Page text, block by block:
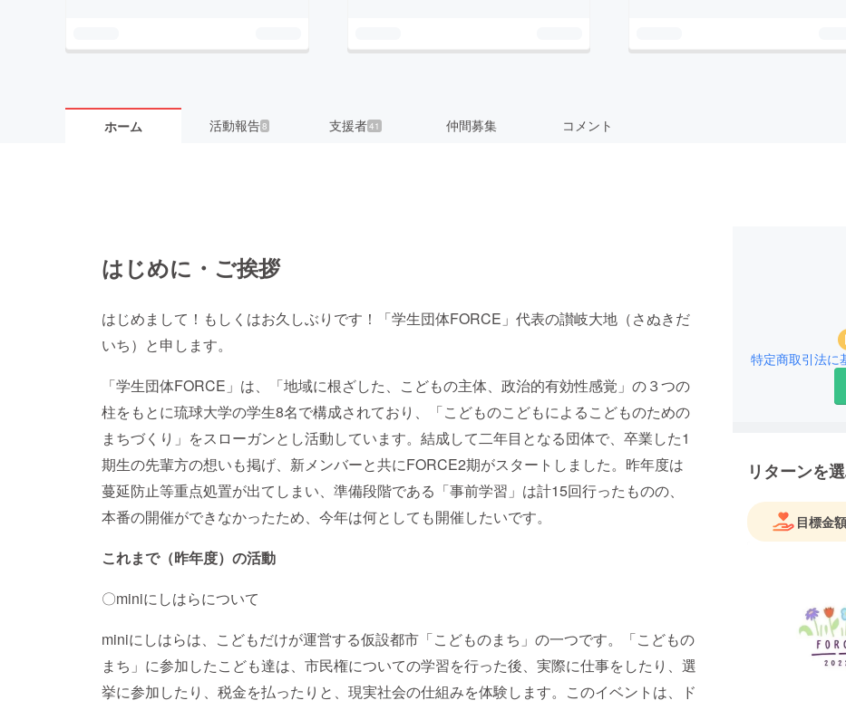
ホーム 活動報告8 支援者41 仲間募集 コメント
はじめに・ご挨拶
はじめまして！もしくはお久しぶりです！「学生団体FORCE」代表の讃岐大地（さぬきだ
いち）と申します。
「学生団体FORCE」は、「地域に根ざした、こどもの主体、政治的有効性感覚」の３つの
柱をもとに琉球大学の学生8名で構成されており、「こどものこどもによるこどものための
まちづくり」をスローガンとし活動しています。結成して二年目となる団体で、卒業した1
期生の先輩方の想いも掲げ、新メンバーと共にFORCE2期がスタートしました。昨年度は
蔓延防止等重点処置が出てしまい、準備段階である「事前学習」は計15回行ったものの、
本番の開催ができなかったため、今年は何としても開催したいです。
これまで（昨年度）の活動
〇miniにしはらについて
miniにしはらは、こどもだけが運営する仮設都市「こどものまち」の一つです。「こどもの
まち」に参加したこども達は、市民権についての学習を行った後、実際に仕事をしたり、選
挙に参加したり、税金を払ったりと、現実社会の仕組みを体験します。このイベントは、ド
特定商取引法に
リターンを
目標金